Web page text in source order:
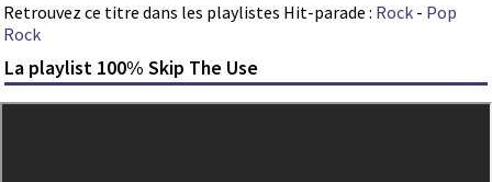
Retrouvez ce titre dans les playlistes Hit-parade : Rock - Pop
Rock
La playlist 100% Skip The Use